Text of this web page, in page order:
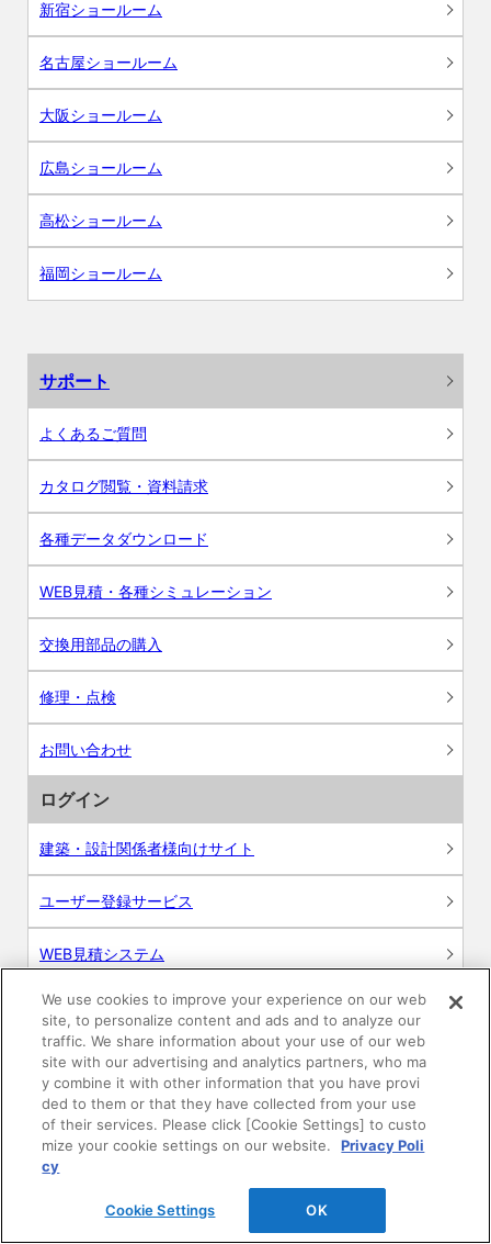
新宿ショールーム
名古屋ショールーム
大阪ショールーム
広島ショールーム
高松ショールーム
福岡ショールーム
サポート
よくあるご質問
カタログ閲覧・資料請求
各種データダウンロード
WEB見積・各種シミュレーション
交換用部品の購入
修理・点検
お問い合わせ
ログイン
建築・設計関係者様向けサイト
ユーザー登録サービス
WEB見積システム
収納プランニングソフト
画像
CAD
BIM用テクスチャー
We use cookies to improve your experience on our web
site, to personalize content and ads and to analyze our
traffic. We share information about your use of our web
site with our advertising and analytics partners, who ma
y combine it with other information that you have provi
ded to them or that they have collected from your use
of their services. Please click [Cookie Settings] to custo
mize your cookie settings on our website.
Privacy Poli
cy
Cookie Settings OK